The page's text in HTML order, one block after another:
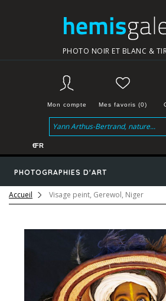
PHOTO NOIR ET BLANC &
Mes favoris (0)
Mon compte
PHOTOGRAPHIES D'ART
€FR
Accueil Visage peint, Gerewol, Niger